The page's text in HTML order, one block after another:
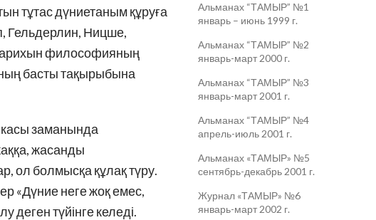
тұтас дүниетаным құруға
Гельдерлин, Ницше,
философияның
басты тақырыбына
заманында
жасанды
ол болмысқа құлақ түру.
«Дүние неге жоқ емес,
деген түйінге келеді.
Альманах “ТАМЫР” №1
январь – июнь 1999 г.
Альманах “ТАМЫР” №2
январь-март 2000 г.
Альманах “ТАМЫР” №3
январь-март 2001 г.
Альманах “ТАМЫР” №4
апрель-июль 2001 г.
Альманах «ТАМЫР» №5
сентябрь-декабрь 2001 г.
Журнал «ТАМЫР» №6
январь-март 2002 г.